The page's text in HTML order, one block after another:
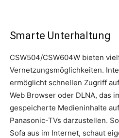
Smarte Unterhaltung
CSW504/CSW604W bieten
Vernetzungsmöglichkeiten.
ermöglicht schnellen Zugriff
Web Browser oder DLNA, das
gespeicherte Medieninhalte
Panasonic-TVs darzustellen.
Sofa aus im Internet, schaut